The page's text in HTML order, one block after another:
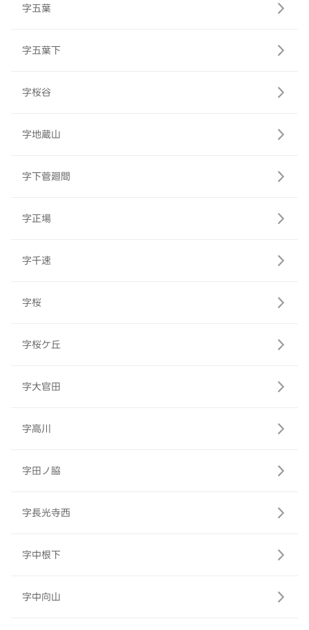
字五葉
字五葉下
字桜谷
字地蔵山
字下菅廻間
字正場
字千速
字桜
字桜ケ丘
字大官田
字高川
字田ノ脇
字長光寺西
字中根下
字中向山